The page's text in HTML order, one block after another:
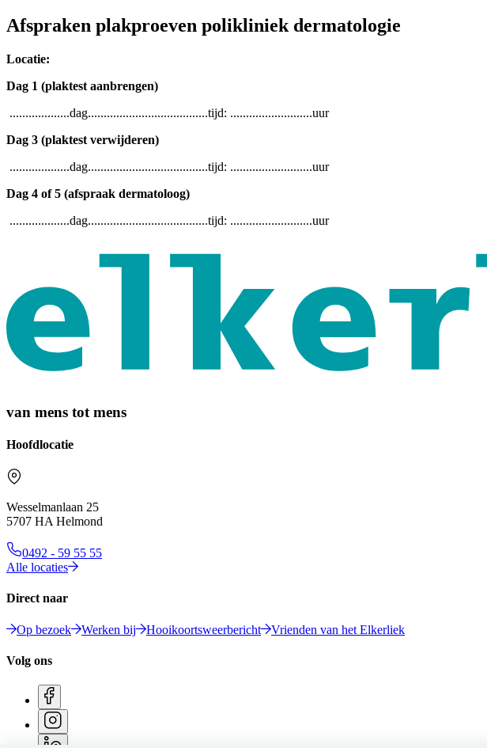
Afspraken plakproeven polikliniek dermatologie
Locatie:
Dag 1 (plaktest aanbrengen)
...................dag......................................tijd: ..........................uur
Dag 3 (plaktest verwijderen)
...................dag......................................tijd: ..........................uur
Dag 4 of 5 (afspraak dermatoloog)
...................dag......................................tijd: ..........................uur
van mens tot mens
Hoofdlocatie
Wesselmanlaan 25
5707 HA Helmond
0492 - 59 55 55
Alle locaties
Direct naar
Op bezoek Werken bij Hooikoortsweerbericht Vrienden van het Elkerliek
Volg ons